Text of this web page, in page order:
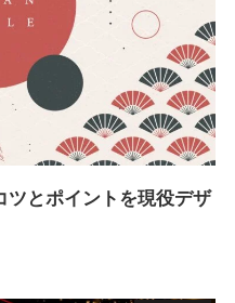
ツとポイントを現役デザ